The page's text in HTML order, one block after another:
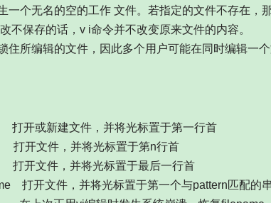
一个无名的空的工作 文件。若指定的文件不存在，
不保存的话，v i命令并不改变原来文件的内容。
住所编辑的文件，因此多个用户可能在同时编辑一
新建文件，并将光标置于第一行首
开文件，并将光标置于第n行首
文件，并将光标置于最后一行首
打开文件，并将光标置于第一个与pattern匹配的